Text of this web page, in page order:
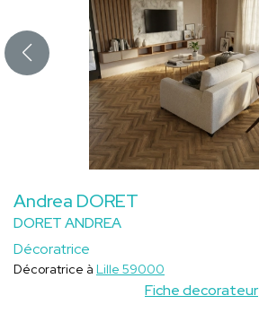
Andrea DORET
DORET ANDREA
Décoratrice
Fiche decorateur
Décoratrice à Lille 59000